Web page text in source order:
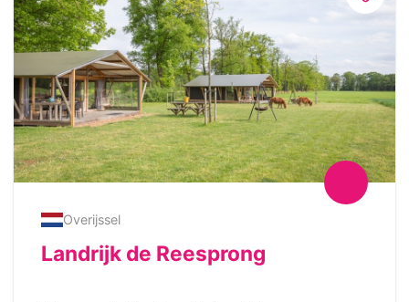
Overijssel
Landrijk de Reesprong